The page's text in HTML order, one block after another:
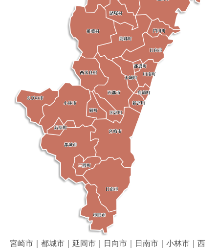
宮崎市｜都城市｜延岡市｜日向市｜日南市｜小林市｜西